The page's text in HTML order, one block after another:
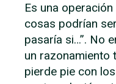
Es una
cosas podrían
pasaría si…”. No
un razonamiento
pierde pie con